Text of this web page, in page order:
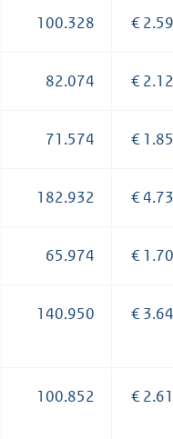
100.328 €
82.074 €
71.574 €
182.932 €
65.974 €
140.950 €
100.852 €